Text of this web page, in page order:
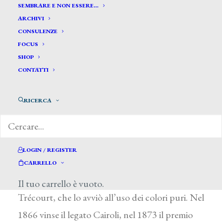
SEMBRARE E NON ESSERE…
ARCHIVI
CONSULENZE
FOCUS
SHOP
CONTATTI
RICERCA
LOGIN / REGISTER
CARRELLO
Il tuo carrello è vuoto.
Acerbi Ezechiele *
Pavia 1850 – 1920
Nipote del pittore P. Massacra e proveniente da
una famiglia modestissima, frequentò dal 1863
la Civica Scuola di Pittura di Pavia, allievo di G.
Trécourt, che lo avviò all’uso dei colori puri. Nel
1866 vinse il legato Cairoli, nel 1873 il premio